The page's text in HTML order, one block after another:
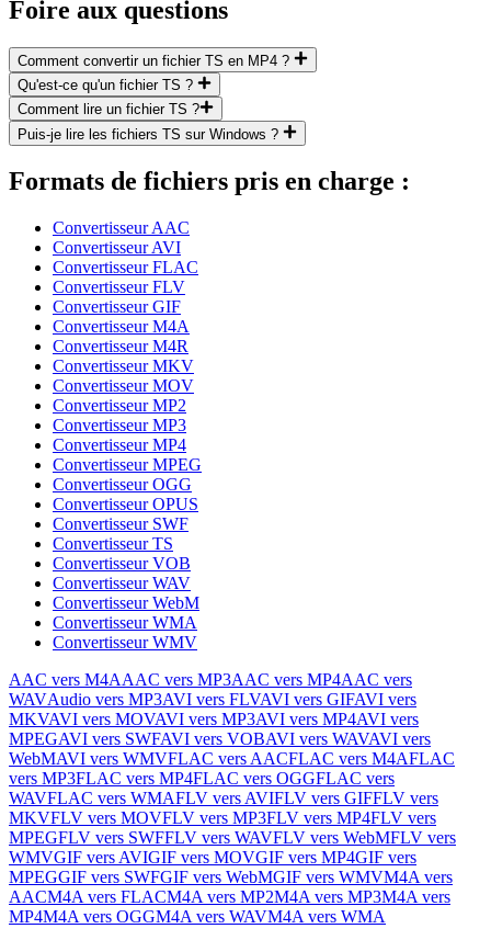
Foire aux questions
Comment convertir un fichier TS en MP4 ?
Qu'est-ce qu'un fichier TS ?
Comment lire un fichier TS ?
Puis-je lire les fichiers TS sur Windows ?
Formats de fichiers pris en charge :
Convertisseur AAC
Convertisseur AVI
Convertisseur FLAC
Convertisseur FLV
Convertisseur GIF
Convertisseur M4A
Convertisseur M4R
Convertisseur MKV
Convertisseur MOV
Convertisseur MP2
Convertisseur MP3
Convertisseur MP4
Convertisseur MPEG
Convertisseur OGG
Convertisseur OPUS
Convertisseur SWF
Convertisseur TS
Convertisseur VOB
Convertisseur WAV
Convertisseur WebM
Convertisseur WMA
Convertisseur WMV
AAC vers M4AAAC vers MP3AAC vers MP4AAC vers
WAVAudio vers MP3AVI vers FLVAVI vers GIFAVI vers
MKVAVI vers MOVAVI vers MP3AVI vers MP4AVI vers
MPEGAVI vers SWFAVI vers VOBAVI vers WAVAVI vers
WebMAVI vers WMVFLAC vers AACFLAC vers M4AFLAC
vers MP3FLAC vers MP4FLAC vers OGGFLAC vers
WAVFLAC vers WMAFLV vers AVIFLV vers GIFFLV vers
MKVFLV vers MOVFLV vers MP3FLV vers MP4FLV vers
MPEGFLV vers SWFFLV vers WAVFLV vers WebMFLV vers
WMVGIF vers AVIGIF vers MOVGIF vers MP4GIF vers
MPEGGIF vers SWFGIF vers WebMGIF vers WMVM4A vers
AACM4A vers FLACM4A vers MP2M4A vers MP3M4A vers
MP4M4A vers OGGM4A vers WAVM4A vers WMA